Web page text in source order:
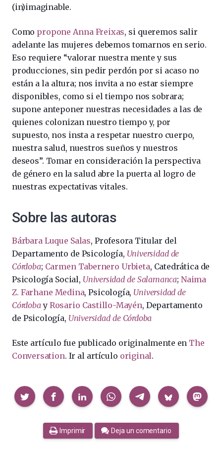
(in)imaginable.
Como propone Anna Freixas, si queremos salir
adelante las mujeres debemos tomarnos en serio.
Eso requiere “valorar nuestra mente y sus
producciones, sin pedir perdón por si acaso no
están a la altura; nos invita a no estar siempre
disponibles, como si el tiempo nos sobrara;
supone anteponer nuestras necesidades a las de
quienes colonizan nuestro tiempo y, por
supuesto, nos insta a respetar nuestro cuerpo,
nuestra salud, nuestros sueños y nuestros
deseos”. Tomar en consideración la perspectiva
de género en la salud abre la puerta al logro de
nuestras expectativas vitales.
Sobre las autoras
Bárbara Luque Salas, Profesora Titular del
Departamento de Psicología, Universidad de
Córdoba; Carmen Tabernero Urbieta, Catedrática de
Psicología Social, Universidad de Salamanca;Naima
Z. Farhane Medina, Psicología, Universidad de
Córdobay Rosario Castillo-Mayén, Departamento
de Psicología, Universidad de Córdoba
Este artículo fue publicado originalmente en The
Conversation. Ir al artículo original.
Compartir
Imprimir Deja un comentario